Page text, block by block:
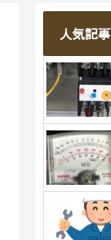
人気記事